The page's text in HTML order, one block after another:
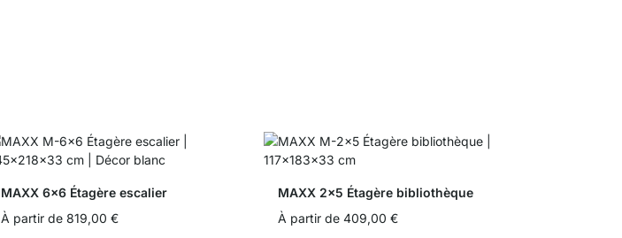
MAXX 6x6 Étagère escalier
À partir de 819,00 €
MAXX 2x5 Étagère bibliothèque
À partir de 409,00 €